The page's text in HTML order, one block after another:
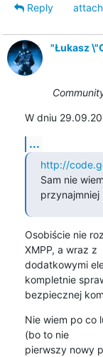
Reply
"Łukasz
W dniu
...
http://
Sam nie
Osobiście nie
XMPP, a wraz z
dodatkowymi
kompletnie
bezpiecznej
Nie wiem po co
(bo to nie
pierwszy nowy